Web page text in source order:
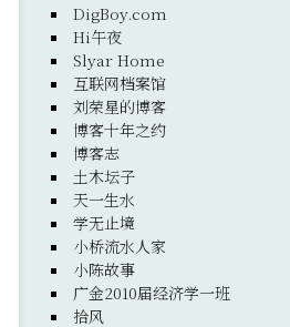
DigBoy.com
Hi午夜
Slyar Home
互联网档案馆
刘荣星的博客
博客十年之约
博客志
土木坛子
天一生水
学无止境
小桥流水人家
小陈故事
广金2010届经济学一班
拾风